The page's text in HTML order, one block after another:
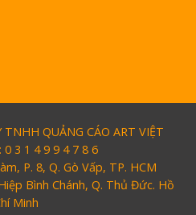
QUẢNG CÁO ART VIỆT
3 1 4 9 9 4 7 8 6
P. 8, Q. Gò Vấp, TP. HCM
Bình Chánh, Q. Thủ Đức. Hồ
Minh